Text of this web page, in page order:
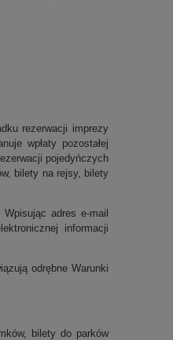
rezerwacji imprezy
wpłaty pozostałej
pojedyńczych
bilety na rejsy, bilety
adres e-mail
informacji
odrębne Warunki
bilety do parków